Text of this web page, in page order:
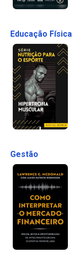
Educação Física
Gestão